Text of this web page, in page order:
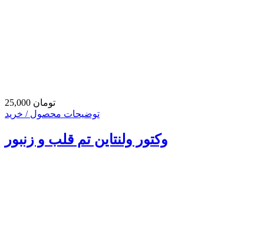
25,000 تومان
توضیحات محصول / خرید
وکتور ولنتاین تم قلب و زنبور